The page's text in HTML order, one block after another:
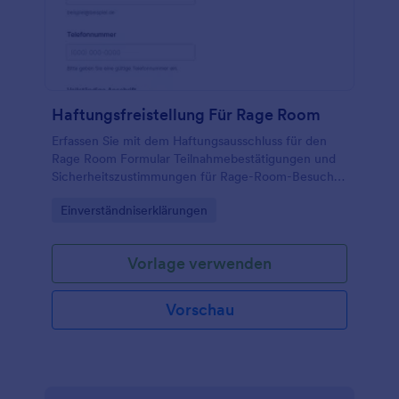
Haftungsfreistellung Für Rage Room
Erfassen Sie mit dem Haftungsausschluss für den
Rage Room Formular Teilnahmebestätigungen und
Sicherheitszustimmungen für Rage-Room-Besuche,
Datenerfassung und klare Abläufe vor dem Termin
Go to Category:
Einverständniserklärungen
Vorlage verwenden
Vorschau